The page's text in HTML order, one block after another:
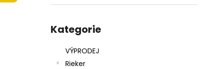
kategorie
Kategorie
VÝPRODEJ
Rieker
699 Kč